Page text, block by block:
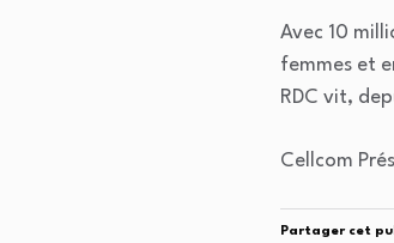
Avec 10
femmes et
RDC vit,
Cellcom
Partager cet